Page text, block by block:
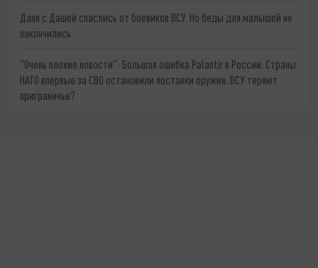
Даня с Дашей спаслись от боевиков ВСУ. Но беды для малышей не
закончились
"Очень плохие новости": Большая ошибка Palantir в России. Страны
НАТО впервые за СВО остановили поставки оружия. ВСУ теряют
приграничье?